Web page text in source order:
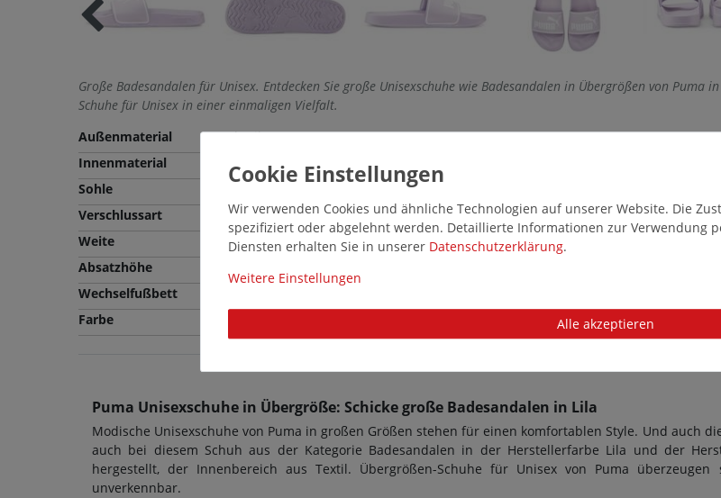
Große Badesandalen für Unisex. Entdecken Sie große Unisexschuhe wie Badesandalen in Übergrößen von
Schuhe für Unisex in einer einmaligen Vielfalt.
Außenmaterial
Synthetik
Innenmaterial
Textil
Sohle
Verschlussart
Schlupfschuh
Weite
Normale Weite (F)
Absatzhöhe
Wechselfußbett
Farbe
Puma Unisexschuhe in Übergröße: Schicke große Badesandalen in Lila
Modische Unisexschuhe von Puma in großen Größen stehen für einen komfortablen Style. Und auch
auch bei diesem Schuh aus der Kategorie Badesandalen in der Herstellerfarbe Lila und der
hergestellt, der Innenbereich aus Textil. Übergrößen-Schuhe für Unisex von Puma
unverkennbar.
Wir verwenden Cookies und ähnliche Technologien auf unserer Website. Die
spezifiziert oder abgelehnt werden. Detaillierte Informationen zur Verwendung
Diensten erhalten Sie in unserer Daten­schutz­erklärung.
Weitere Einstellungen
Alle akzeptieren